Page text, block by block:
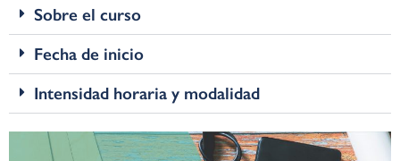
Sobre el curso
Fecha de inicio
Intensidad horaria y modalidad